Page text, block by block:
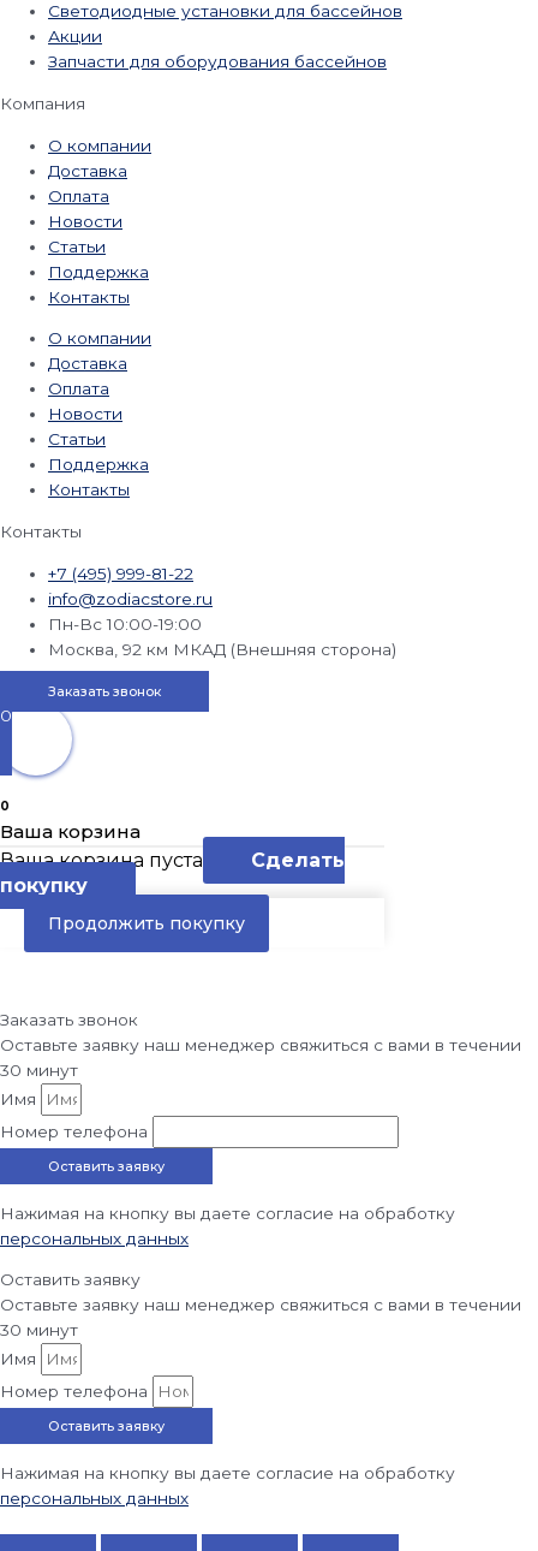
Светодиодные установки для бассейнов
Акции
Запчасти для оборудования бассейнов
Компания
О компании
Доставка
Оплата
Новости
Статьи
Поддержка
Контакты
О компании
Доставка
Оплата
Новости
Статьи
Поддержка
Контакты
Контакты
+7 (495) 999-81-22
info@zodiacstore.ru
Пн-Вс 10:00-19:00
Москва, 92 км МКАД (Внешняя сторона)
Заказать звонок
0
0
Ваша корзина
Ваша корзина пуста
Сделать
покупку
Продолжить покупку
Заказать звонок
Оставьте заявку наш менеджер свяжиться с вами в течении
30 минут
Имя
Номер телефона
Оставить заявку
Нажимая на кнопку вы даете согласие на обработку
персональных данных
Оставить заявку
Оставьте заявку наш менеджер свяжиться с вами в течении
30 минут
Имя
Номер телефона
Оставить заявку
Нажимая на кнопку вы даете согласие на обработку
персональных данных